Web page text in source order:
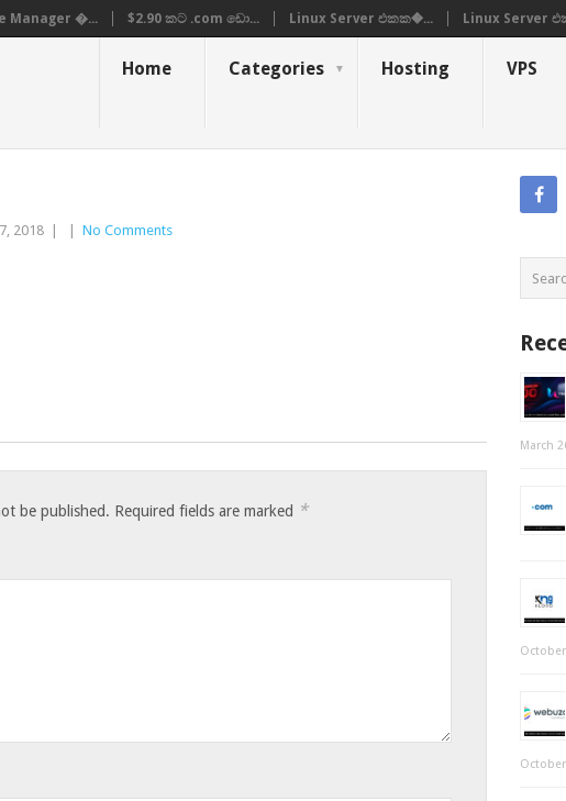
Manager �... $2.90 කට .com ඩො... Linux Server එකක�... Linux Server
Home Categories Hosting VPS
2018 No Comments
be published. Required fields are marked *
March